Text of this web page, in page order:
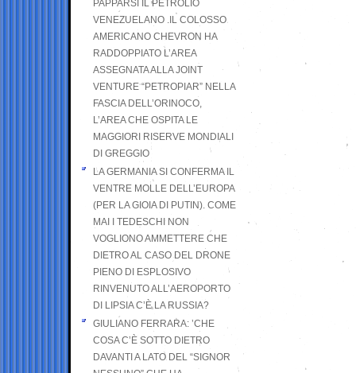
PAPPARSI IL PETROLIO
VENEZUELANO .IL COLOSSO
AMERICANO CHEVRON HA
RADDOPPIATO L’AREA
ASSEGNATA ALLA JOINT
VENTURE “PETROPIAR” NELLA
FASCIA DELL’ORINOCO,
L’AREA CHE OSPITA LE
MAGGIORI RISERVE MONDIALI
DI GREGGIO
LA GERMANIA SI CONFERMA IL
VENTRE MOLLE DELL’EUROPA
(PER LA GIOIA DI PUTIN). COME
MAI I TEDESCHI NON
VOGLIONO AMMETTERE CHE
DIETRO AL CASO DEL DRONE
PIENO DI ESPLOSIVO
RINVENUTO ALL’AEROPORTO
DI LIPSIA C’È LA RUSSIA?
GIULIANO FERRARA: ’CHE
COSA C’È SOTTO DIETRO
DAVANTI A LATO DEL “SIGNOR